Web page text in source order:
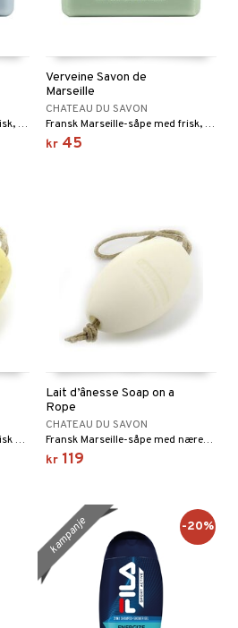
Fransk Marseille-såpe med frisk, marin duft av havet.
Verveine Savon de
Marseille
CHATEAU DU SAVON
Fransk Marseille-såpe med frisk, oppkvikkende duft av verbena.
kr 45
Fransk Marseille-såpe med frisk sitronduft og mild peelingeffekt.
Lait d’ânesse Soap on a
Rope
CHATEAU DU SAVON
Fransk Marseille-såpe med nærende eselmelk og praktisk tau.
kr 119
kampanje -20%